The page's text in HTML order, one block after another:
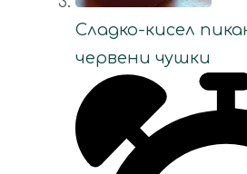
Сладко-кисел
червени чушки